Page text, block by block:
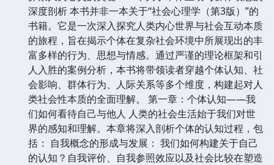
深度剖析 本书并非一本关于“社会心理学（第3版）”的
书籍。它是一次深入探究人类内心世界与社会互动本质
的旅程，旨在揭示个体在复杂社会环境中所展现出的丰
富多样的行为、思想与情感。通过严谨的理论框架和引
人入胜的案例分析，本书将带领读者穿越个体认知、社
会影响、群体行为、人际关系等多个维度，构建起对人
类社会性本质的全面理解。 第一章：个体认知——我
们如何看待自己与他人 人类的社会生活始于我们对世
界的感知和理解。本章将深入剖析个体的认知过程，包
括： 自我概念的形成与发展： 我们如何构建关于自己
的认知？自我评价、自我参照效应以及社会比较在塑造